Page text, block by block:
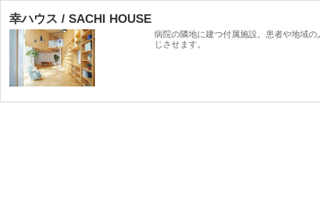
幸ハウス / SACHI HOUSE
病院の隣地に建つ付属施設。患者や地域
じさせます。